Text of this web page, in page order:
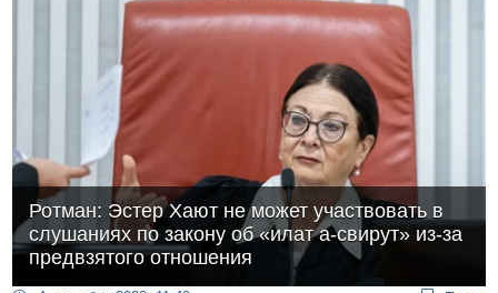
Ротман: Эстер Хают не может участвовать в
слушаниях по закону об «илат а-свирут» из-за
предвзятого отношения